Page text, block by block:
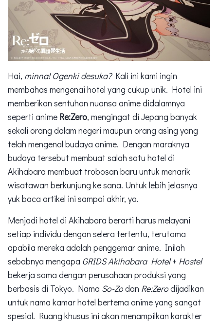
Hai, minna! Ogenki desuka?Kali ini kami ingin
membahas mengenai hotel yang cukup unik. Hotel ini
memberikan sentuhan nuansa anime didalamnya
seperti anime Re:Zero, mengingat di Jepang banyak
sekali orang dalam negeri maupun orang asing yang
telah mengenal budaya anime. Dengan maraknya
budaya tersebut membuat salah satu hotel di
Akihabara membuat trobosan baru untuk menarik
wisatawan berkunjung ke sana. Untuk lebih jelasnya
yuk baca artikel ini sampai akhir, ya.
Menjadi hotel di Akihabara berarti harus melayani
setiap individu dengan selera tertentu, terutama
apabila mereka adalah penggemar anime. Inilah
sebabnya mengapa GRIDS Akihabara Hotel+ Hostel
bekerja sama dengan perusahaan produksi yang
berbasis di Tokyo. Nama So-Zodan Re:Zerodijadikan
untuk nama kamar hotel bertema anime yang sangat
spesial. Ruang khusus ini akan menampilkan karakter